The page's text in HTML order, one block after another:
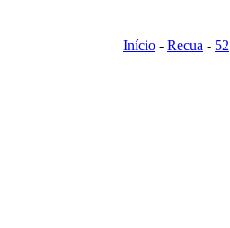
Início - Recua - 52